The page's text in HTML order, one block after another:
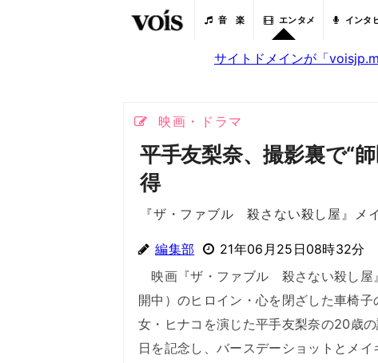
音 楽 エンタメ インタ
サイトドメインが「
映画・ドラマ
平手友梨奈、撮影裏で“
得
『ザ・ファブル 殺さない殺し屋』メ
編集部 21年06月25日08時32分
映画『ザ・ファブル 殺さない殺し屋
開中）のヒロイン・心を閉ざした車椅子
女・ヒナコを演じた平手友梨奈の20歳
日を記念し、バースデーショットとメイ